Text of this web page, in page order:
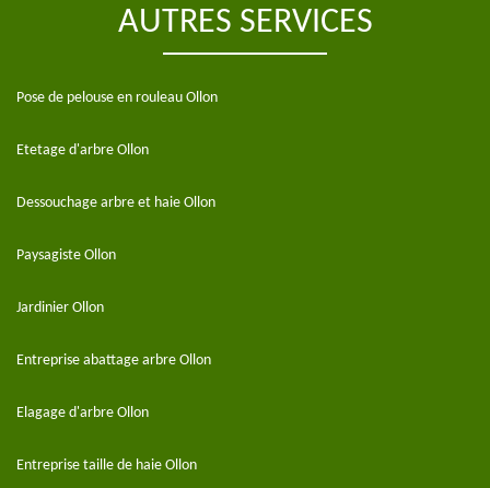
AUTRES SERVICES
Pose de pelouse en rouleau Ollon
Etetage d'arbre Ollon
Dessouchage arbre et haie Ollon
Paysagiste Ollon
Jardinier Ollon
Entreprise abattage arbre Ollon
Elagage d'arbre Ollon
Entreprise taille de haie Ollon